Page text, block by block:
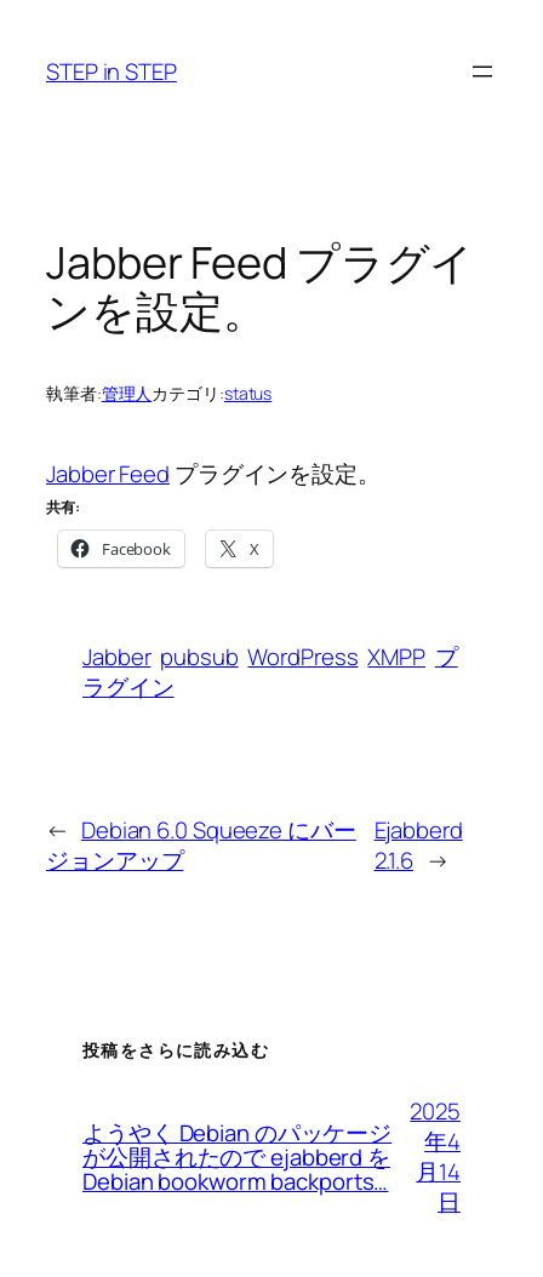
STEP in STEP
Jabber Feed プラグイ
ンを設定。
執筆者:管理人カテゴリ:status
Jabber Feed プラグインを設定。
共有:
Facebook X
Jabber pubsub WordPress XMPP プ
ラグイン
← Debian 6.0 Squeeze にバー
ジョンアップ
Ejabberd
2.1.6 →
投稿をさらに読み込む
ようやく Debian のパッケージ
が公開されたので ejabberd を
Debian bookworm backports…
2025
年4
月14
日